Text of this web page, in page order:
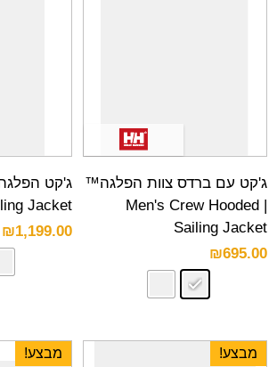
ג'קט עם ברדס צוות הפלגה™
| Men's Crew Hooded
Sailing Jacket
₪695.00
Jacket
₪1,199.00
מבצע! מבצע!